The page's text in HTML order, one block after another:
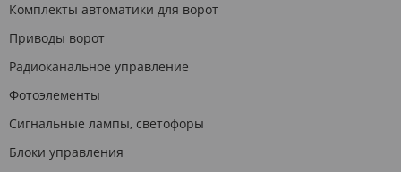
Комплекты автоматики для ворот
Приводы ворот
Радиоканальное управление
Фотоэлементы
Сигнальные лампы, светофоры
Блоки управления